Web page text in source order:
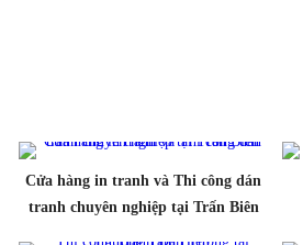
Cửa hàng in tranh và Thi công dán
tranh chuyên nghiệp tại Trấn Biên